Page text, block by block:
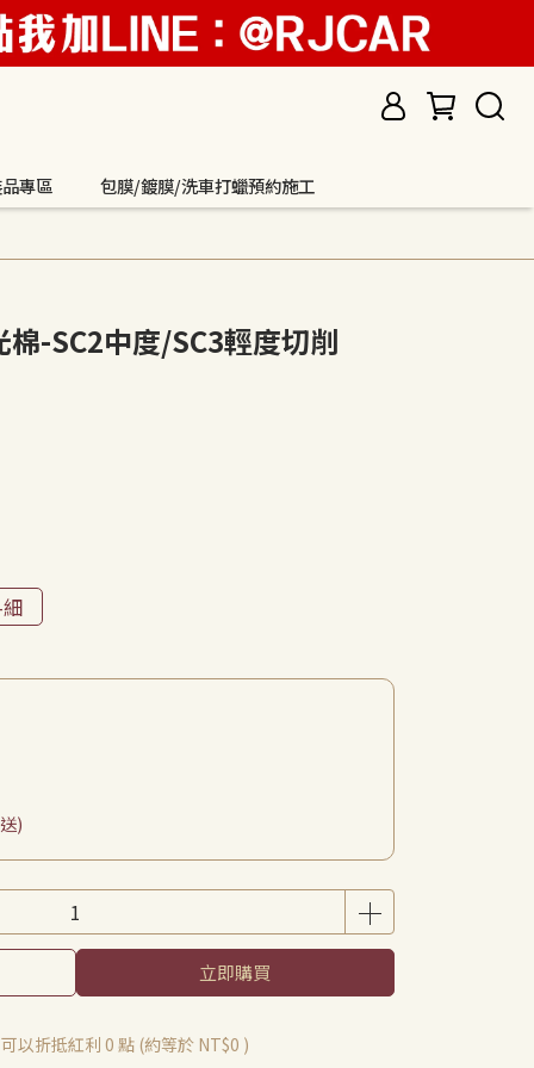
專區 包膜/鍍膜/洗車打蠟預約施工
棉-SC2中度/SC3輕度切削
)
立即購買
以折抵紅利 0 點 (約等於 NT$0 )